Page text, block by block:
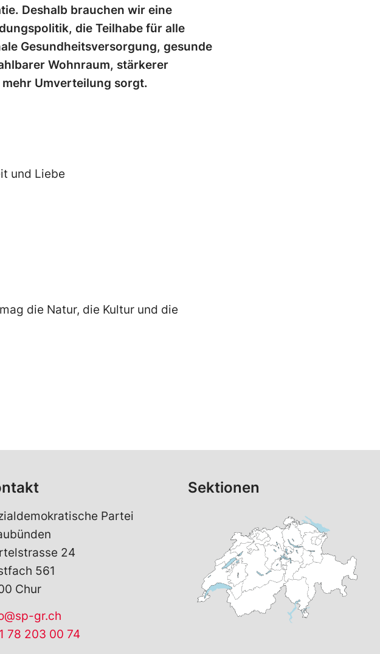
Deshalb brauchen wir eine
die Teilhabe für alle
Gesundheitsversorgung, gesunde
Wohnraum, stärkerer
Umverteilung sorgt.
und Liebe
die Natur, die Kultur und die
Partei
24
561
Chur
gr.ch
78 203 00 74
Sektionen